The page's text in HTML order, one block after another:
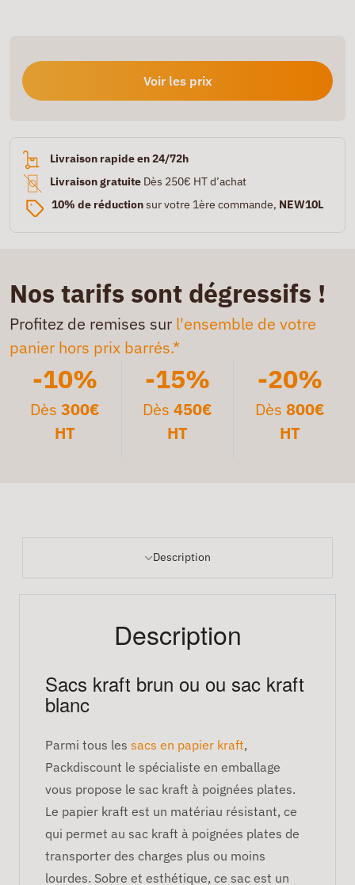
Voir les prix
Livraison rapide en 24/72h
Livraison gratuite Dès 250€ HT d’achat
10% de réductionsur votre 1ère commande, NEW10L
Nos tarifs sont dégressifs !
Profitez de remises sur l'ensemble de votre
panier hors prix barrés.*
-10%
Dès300€
HT
-15%
Dès 450€
HT
-20%
Dès 800€
HT
Description
Description
Sacs kraft brun ou ou sac kraft
blanc
Parmi tous les sacs en papier kraft,
Packdiscount le spécialiste en emballage
vous propose le sac kraft à poignées plates.
Le papier kraft est un matériau résistant, ce
qui permet au sac kraft à poignées plates de
transporter des charges plus ou moins
lourdes. Sobre et esthétique, ce sac est un